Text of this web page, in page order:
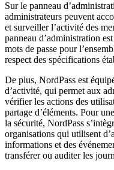
Sur le panneau
administrateurs peuvent
et surveiller l’activité des
panneau d’administration
mots de passe pour
respect des spécifications
De plus, NordPass est
d’activité, qui permet aux
vérifier les actions des
partage d’éléments. Pour
la sécurité, NordPass
organisations qui utilisent
informations et des
transférer ou auditer les